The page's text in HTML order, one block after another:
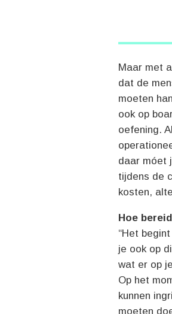
Maar met
dat de
moeten
ook op
oefening.
daar móet
tijdens de
kosten,
Hoe
“Het
je ook op
wat er op
Op het
kunnen
moeten